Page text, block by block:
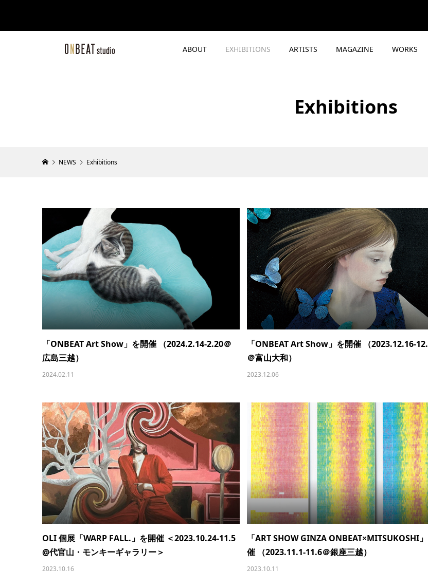
ABOUT EXHIBITIONS ARTISTS MAGAZINE WORKS
Exhibitions
NEWS Exhibitions
「ONBEAT Art Show」を開催 （2024.2.14-2.20＠
広島三越）
2024.02.11
「ONBEAT Art Show」を開催 （2023.12.16-
＠富山大和）
2023.12.06
OLI 個展「WARP FALL.」を開催 ＜2023.10.24-11.5
@代官山・モンキーギャラリー＞
2023.10.16
「ART SHOW GINZA ONBEAT×MITSUKOSHI
催 （2023.11.1-11.6＠銀座三越）
2023.10.11